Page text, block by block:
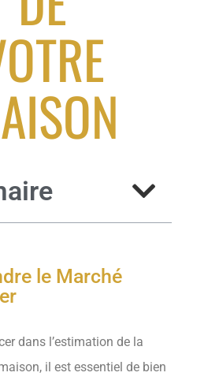
le Marché
dans l’estimation de la
il est essentiel de bien